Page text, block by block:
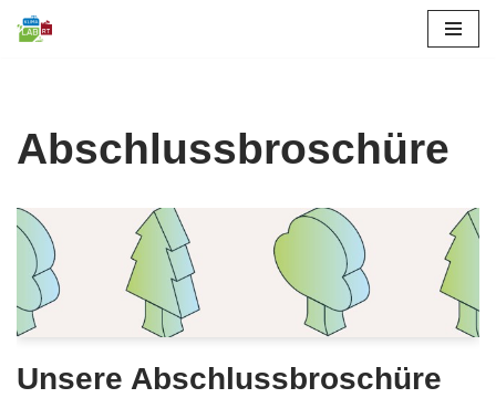
Abschlussbroschüre
Unsere Abschlussbroschüre